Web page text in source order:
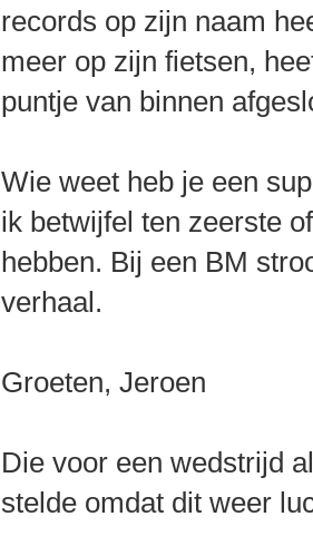
records op zijn naam
meer op zijn fietsen,
puntje van binnen
Wie weet heb je een
ik betwijfel ten zeerste
hebben. Bij een BM
verhaal.
Groeten, Jeroen
Die voor een wedstrijd
stelde omdat dit weer